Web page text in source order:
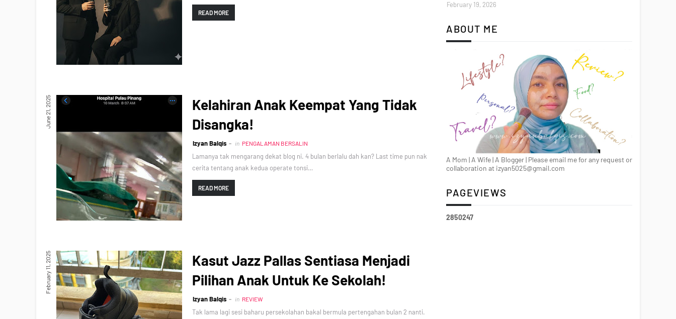
READ MORE
June 21, 2025
Kelahiran Anak Keempat Yang Tidak
Disangka!
Izyan Balqis in PENGALAMAN BERSALIN
Lamanya tak mengarang dekat blog ni. 4 bulan berlalu dah kan? Last time pun nak
cerita tentang anak kedua operate tonsi…
READ MORE
February 11, 2025
Kasut Jazz Pallas Sentiasa Menjadi
Pilihan Anak Untuk Ke Sekolah!
Izyan Balqis in REVIEW
Tak lama lagi sesi baharu persekolahan bakal bermula pertengahan bulan 2 nanti.
February 19, 2026
ABOUT ME
A Mom | A Wife | A Blogger | Please email me for any request or
collaboration at izyan5025@gmail.com
PAGEVIEWS
2850247